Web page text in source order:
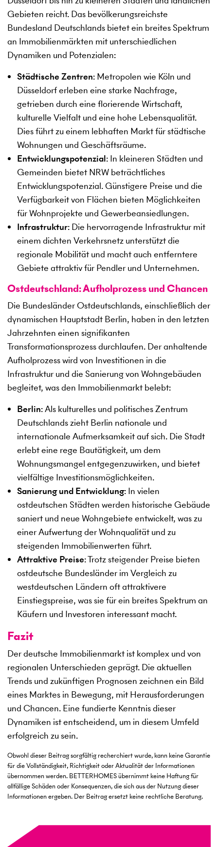
Gebieten reicht. Das bevölkerungsreichste
Bundesland Deutschlands bietet ein breites Spektrum
an Immobilienmärkten mit unterschiedlichen
Dynamiken und Potenzialen:
Städtische Zentren: Metropolen wie Köln und
Düsseldorf erleben eine starke Nachfrage,
getrieben durch eine florierende Wirtschaft,
kulturelle Vielfalt und eine hohe Lebensqualität.
Dies führt zu einem lebhaften Markt für städtische
Wohnungen und Geschäftsräume.
Entwicklungspotenzial: In kleineren Städten und
Gemeinden bietet NRW beträchtliches
Entwicklungspotenzial. Günstigere Preise und die
Verfügbarkeit von Flächen bieten Möglichkeiten
für Wohnprojekte und Gewerbeansiedlungen.
Infrastruktur: Die hervorragende Infrastruktur mit
einem dichten Verkehrsnetz unterstützt die
regionale Mobilität und macht auch entferntere
Gebiete attraktiv für Pendler und Unternehmen.
Ostdeutschland: Aufholprozess und Chancen
Die Bundesländer Ostdeutschlands, einschließlich der
dynamischen Hauptstadt Berlin, haben in den letzten
Jahrzehnten einen signifikanten
Transformationsprozess durchlaufen. Der anhaltende
Aufholprozess wird von Investitionen in die
Infrastruktur und die Sanierung von Wohngebäuden
begleitet, was den Immobilienmarkt belebt:
Berlin: Als kulturelles und politisches Zentrum
Deutschlands zieht Berlin nationale und
internationale Aufmerksamkeit auf sich. Die Stadt
erlebt eine rege Bautätigkeit, um dem
Wohnungsmangel entgegenzuwirken, und bietet
vielfältige Investitionsmöglichkeiten.
Sanierung und Entwicklung: In vielen
ostdeutschen Städten werden historische Gebäude
saniert und neue Wohngebiete entwickelt, was zu
einer Aufwertung der Wohnqualität und zu
steigenden Immobilienwerten führt.
Attraktive Preise: Trotz steigender Preise bieten
ostdeutsche Bundesländer im Vergleich zu
westdeutschen Ländern oft attraktivere
Einstiegspreise, was sie für ein breites Spektrum an
Käufern und Investoren interessant macht.
Fazit
Der deutsche Immobilienmarkt ist komplex und von
regionalen Unterschieden geprägt. Die aktuellen
Trends und zukünftigen Prognosen zeichnen ein Bild
eines Marktes in Bewegung, mit Herausforderungen
und Chancen. Eine fundierte Kenntnis dieser
Dynamiken ist entscheidend, um in diesem Umfeld
erfolgreich zu sein.
Obwohl dieser Beitrag sorgfältig recherchiert wurde, kann keine Garantie
für die Vollständigkeit, Richtigkeit oder Aktualität der Informationen
übernommen werden. BETTERHOMES übernimmt keine Haftung für
allfällige Schäden oder Konsequenzen, die sich aus der Nutzung dieser
Informationen ergeben. Der Beitrag ersetzt keine rechtliche Beratung.